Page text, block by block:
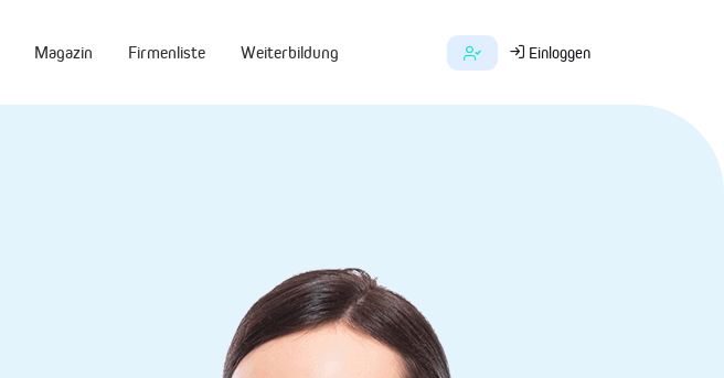
Magazin Firmenliste Weiterbildung Einloggen